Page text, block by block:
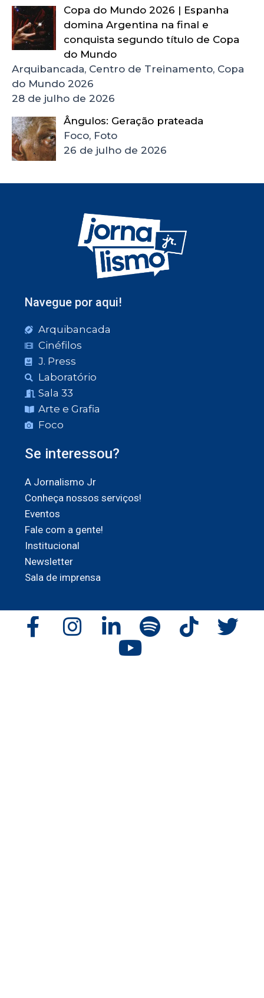
Copa do Mundo 2026 | Espanha
domina Argentina na final e
conquista segundo título de Copa
do Mundo
Arquibancada, Centro de Treinamento, Copa
do Mundo 2026
28 de julho de 2026
Ângulos: Geração prateada
Foco, Foto
26 de julho de 2026
Navegue por aqui!
Arquibancada
Cinéfilos
J. Press
Laboratório
Sala 33
Arte e Grafia
Foco
Se interessou?
A Jornalismo Jr
Conheça nossos serviços!
Eventos
Fale com a gente!
Institucional
Newsletter
Sala de imprensa